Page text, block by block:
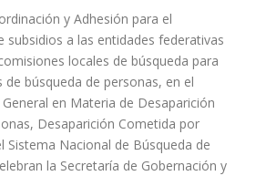
y Adhesión para el
subsidios a las entidades federativas
locales de búsqueda para
de búsqueda de personas, en el
en Materia de Desaparición
Desaparición Cometida por
Sistema Nacional de Búsqueda de
la Secretaría de Gobernación y